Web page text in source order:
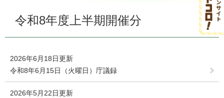
令和8年度上半期開催分
2026年6月18日更新
令和8年6月15日（火曜日）庁議録
2026年5月22日更新